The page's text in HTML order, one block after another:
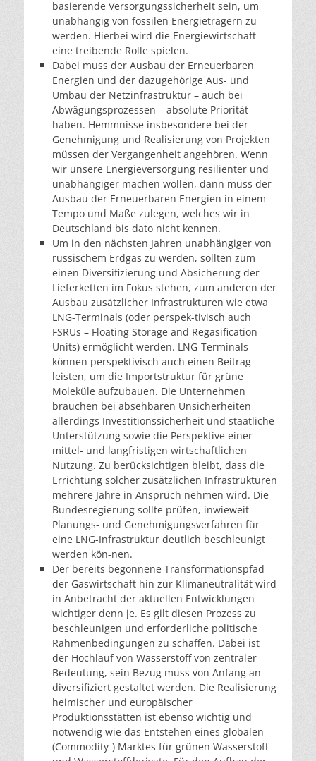
basierende Versorgungssicherheit sein, um
unabhängig von fossilen Energieträgern zu
werden. Hierbei wird die Energiewirtschaft
eine treibende Rolle spielen.
Dabei muss der Ausbau der Erneuerbaren
Energien und der dazugehörige Aus- und
Umbau der Netzinfrastruktur – auch bei
Abwägungsprozessen – absolute Priorität
haben. Hemmnisse insbesondere bei der
Genehmigung und Realisierung von Projekten
müssen der Vergangenheit angehören. Wenn
wir unsere Energieversorgung resilienter und
unabhängiger machen wollen, dann muss der
Ausbau der Erneuerbaren Energien in einem
Tempo und Maße zulegen, welches wir in
Deutschland bis dato nicht kennen.
Um in den nächsten Jahren unabhängiger von
russischem Erdgas zu werden, sollten zum
einen Diversifizierung und Absicherung der
Lieferketten im Fokus stehen, zum anderen der
Ausbau zusätzlicher Infrastrukturen wie etwa
LNG-Terminals (oder perspek-tivisch auch
FSRUs – Floating Storage and Regasification
Units) ermöglicht werden. LNG-Terminals
können perspektivisch auch einen Beitrag
leisten, um die Importstruktur für grüne
Moleküle aufzubauen. Die Unternehmen
brauchen bei absehbaren Unsicherheiten
allerdings Investitionssicherheit und staatliche
Unterstützung sowie die Perspektive einer
mittel- und langfristigen wirtschaftlichen
Nutzung. Zu berücksichtigen bleibt, dass die
Errichtung solcher zusätzlichen Infrastrukturen
mehrere Jahre in Anspruch nehmen wird. Die
Bundesregierung sollte prüfen, inwieweit
Planungs- und Genehmigungsverfahren für
eine LNG-Infrastruktur deutlich beschleunigt
werden kön-nen.
Der bereits begonnene Transformationspfad
der Gaswirtschaft hin zur Klimaneutralität wird
in Anbetracht der aktuellen Entwicklungen
wichtiger denn je. Es gilt diesen Prozess zu
beschleunigen und erforderliche politische
Rahmenbedingungen zu schaffen. Dabei ist
der Hochlauf von Wasserstoff von zentraler
Bedeutung, sein Bezug muss von Anfang an
diversifiziert gestaltet werden. Die Realisierung
heimischer und europäischer
Produktionsstätten ist ebenso wichtig und
notwendig wie das Entstehen eines globalen
(Commodity-) Marktes für grünen Wasserstoff